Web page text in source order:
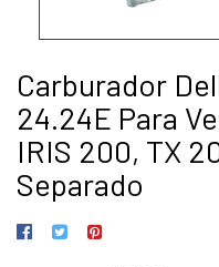
Carburador
24.24E Para
IRIS 200, TX
Separado